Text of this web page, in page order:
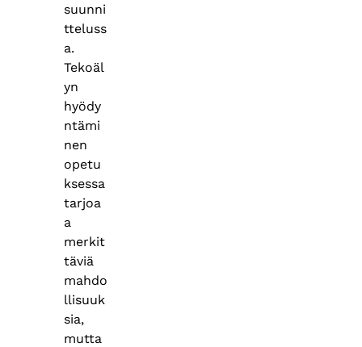
suunni
tteluss
a.
Tekoäl
yn
hyödy
ntämi
nen
opetu
ksessa
tarjoa
a
merkit
täviä
mahdo
llisuuk
sia,
mutta